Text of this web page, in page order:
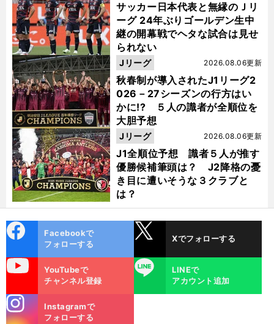
サッカー日本代表と無縁のＪリ
ーグ 24年ぶりゴールデン生中
継の開幕戦でヘタな試合は見せ
られない
秋春制が導入されたJ1リーグ2
026－27シーズンの行方はい
かに!? ５人の識者が全順位を
大胆予想
2026.08.06更新
Jリーグ
J1全順位予想 識者５人が推す
優勝候補筆頭は？ J2降格の憂
き目に遭いそうな３クラブと
は？
2026.08.06更新
Jリーグ
ok
Facebookで
フォローする
Xでフォローする
YouTubeで
チャンネル登録
LINE
LINEで
アカウント追加
m
Instagramで
フォローする